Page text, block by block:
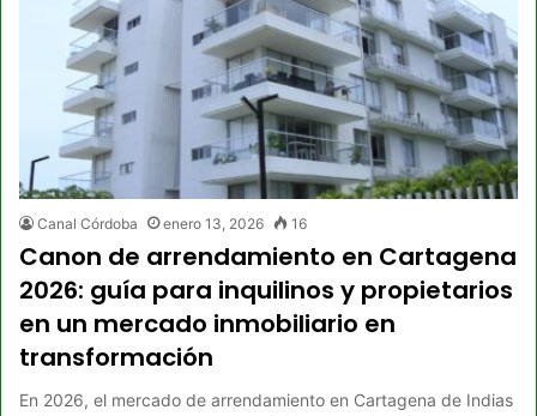
Canal Córdoba enero 13, 2026 16
Canon de arrendamiento en Cartagena
2026: guía para inquilinos y propietarios
en un mercado inmobiliario en
transformación
En 2026, el mercado de arrendamiento en Cartagena de Indias